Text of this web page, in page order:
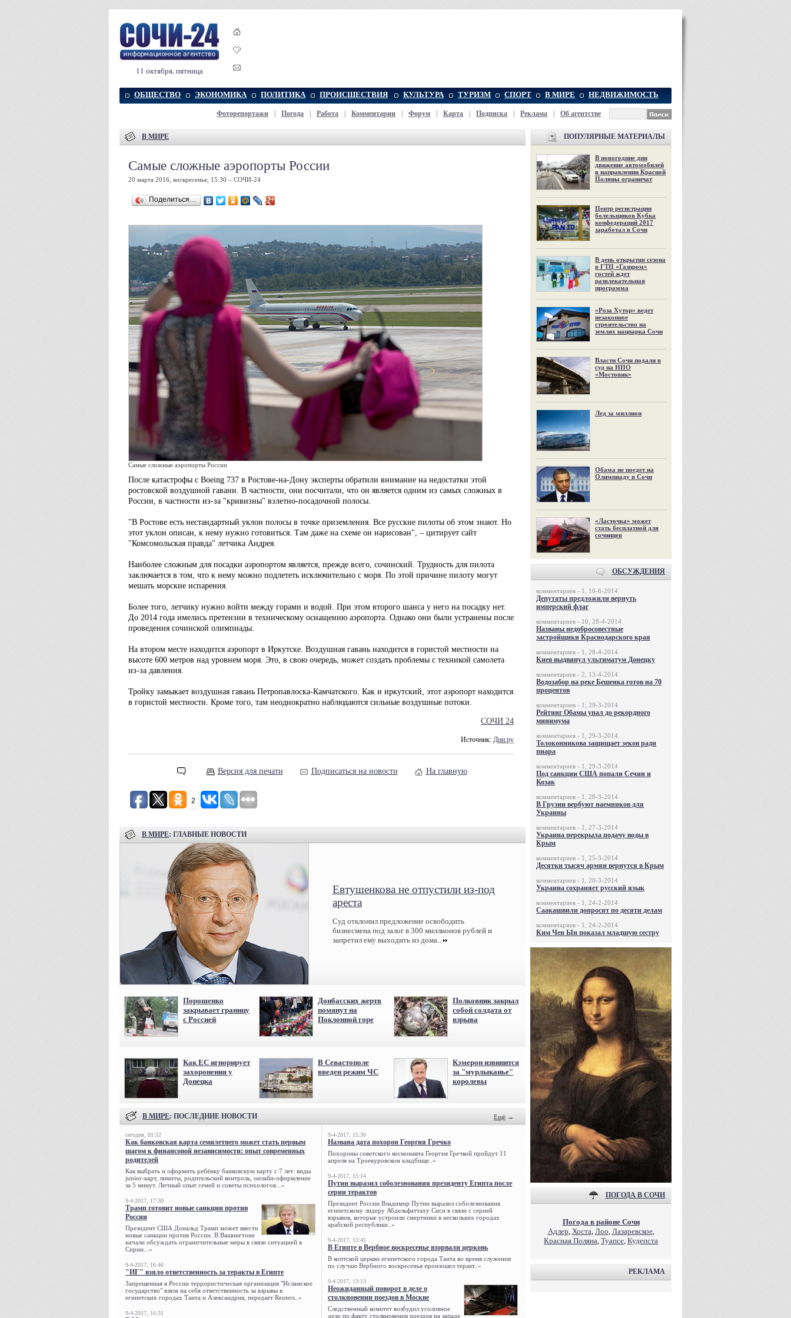
11 октября, пятница
ОБЩЕСТВО ЭКОНОМИКА ПОЛИТИКА ПРОИСШЕСТВИЯ КУЛЬТУРА ТУРИЗМ СПОРТ В МИРЕ НЕДВИЖИМОСТЬ
Фоторепортажи Погода Работа Комментарии Форум Карта Подписка Реклама Об агентстве
В МИРЕ
Самые сложные аэропорты России
20 марта 2016, воскресенье, 15:30 – СОЧИ-24
Поделиться…
Самые сложные аэропорты России
После катастрофы с Boeing 737 в Ростове-на-Дону эксперты обратили внимание на недостатки этой
ростовской воздушной гавани. В частности, они посчитали, что он является одним из самых сложных в
России, в частности из-за "кривизны" взлетно-посадочной полосы.
"В Ростове есть нестандартный уклон полосы в точке приземления. Все русские пилоты об этом знают. Но
этот уклон описан, к нему нужно готовиться. Там даже на схеме он нарисован", – цитирует сайт
"Комсомольская правда" летчика Андрея.
Наиболее сложным для посадки аэропортом является, прежде всего, сочинский. Трудность для пилота
заключается в том, что к нему можно подлететь исключительно с моря. По этой причине пилоту могут
мешать морские испарения.
Более того, летчику нужно войти между горами и водой. При этом второго шанса у него на посадку нет.
До 2014 года имелись претензии в техническому оснащению аэропорта. Однако они были устранены после
проведения сочинской олимпиады.
На втором месте находится аэропорт в Иркутске. Воздушная гавань находится в гористой местности на
высоте 600 метров над уровнем моря. Это, в свою очередь, может создать проблемы с техникой самолета
из-за давления.
Тройку замыкает воздушная гавань Петропавлоска-Камчатского. Как и иркутский, этот аэропорт находится
в гористой местности. Кроме того, там неоднократно наблюдаются сильные воздушные потоки.
СОЧИ 24
Источник: Дни.ру
Версия для печати Подписаться на новости На главную
2
В МИРЕ: ГЛАВНЫЕ НОВОСТИ
Евтушенкова не отпустили из-под
ареста
Суд отклонил предложение освободить
бизнесмена под залог в 300 миллионов рублей и
запретил ему выходить из дома...
Порошенко
закрывает границу
с Россией
Донбасских жертв
помянут на
Поклонной горе
Полковник закрыл
собой солдата от
взрыва
Как ЕС игнорирует
захоронения у
Донецка
В Севастополе
введен режим ЧС
Кэмерон извинится
за "мурлыканье"
королевы
В МИРЕ: ПОСЛЕДНИЕ НОВОСТИ Ещё →
сегодня, 01:52
Как банковская карта семилетнего может стать первым
шагом к финансовой независимости: опыт современных
родителей
Как выбрать и оформить ребёнку банковскую карту с 7 лет: виды
junior-карт, лимиты, родительский контроль, онлайн-оформление
за 5 минут. Личный опыт семей и советы психологов...»
9-4-2017, 17:30
Трамп готовит новые санкции против
России
Президент США Дональд Трамп может ввести
новые санкции против России. В Вашингтоне
начали обсуждать ограничительные меры в связи ситуацией в
Сирии...»
9-4-2017, 16:46
"ИГ" взяло ответственность за теракты в Египте
Запрещенная в России террористическая организация "Исламское
государство" взяла на себя ответственность за взрывы в
египетских городах Танта и Александрия, передает Reuters..»
9-4-2017, 16:31
9-4-2017, 15:30
Названа дата похорон Георгия Гречко
Похороны советского космонавта Георгия Гречкой пройдут 11
апреля на Троекуровском кладбище..»
9-4-2017, 15:14
Путин выразил соболезнования президенту Египта после
серии терактов
Президент России Владимир Путин выразил соболезнования
египетскому лидеру Абдельфаттаху Сиси в связи с серией
взрывов, которые устроили смертники в нескольких городах
арабской республики..»
9-4-2017, 13:45
В Египте в Вербное воскресенье взорвали церковь
В коптской церкви египетского города Танта во время служения
по случаю Вербного воскресенья произошел теракт..»
9-4-2017, 13:13
Неожиданный поворот в деле о
столкновении поездов в Москве
Следственный комитет возбудил уголовное
дело по факту столкновения поездов на западе
ПОПУЛЯРНЫЕ МАТЕРИАЛЫ
В новогодние дни
движение автомобилей
в направлении Красной
Поляны ограничат
Центр регистрации
болельщиков Кубка
конфедераций 2017
заработал в Сочи
В день открытия сезона
в ГТЦ «Газпром»
гостей ждет
развлекательная
программа
«Роза Хутор» ведет
незаконное
строительство на
землях нацпарка Сочи
Власти Сочи подали в
суд на НПО
«Мостовик»
Лед за миллион
Обама не поедет на
Олимпиаду в Сочи
«Ласточка» может
стать бесплатной для
сочинцев
ОБСУЖДЕНИЯ
комментариев - 1, 16-6-2014
Депутаты предложили вернуть
имперский флаг
комментариев - 10, 28-4-2014
Названы недобросовестные
застройщики Краснодарского края
комментариев - 1, 28-4-2014
Киев выдвинул ультиматум Донецку
комментариев - 2, 13-4-2014
Водозабор на реке Бешенка готов на 70
процентов
комментариев - 1, 29-3-2014
Рейтинг Обамы упал до рекордного
минимума
комментариев - 1, 29-3-2014
Толоконникова защищает зеков ради
пиара
комментариев - 1, 29-3-2014
Под санкции США попали Сечин и
Козак
комментариев - 1, 28-3-2014
В Грузии вербуют наемников для
Украины
комментариев - 1, 27-3-2014
Украина перекрыла подачу воды в
Крым
комментариев - 1, 25-3-2014
Десятки тысяч армян вернутся в Крым
комментариев - 1, 20-3-2014
Украина сохраняет русский язык
комментариев - 1, 24-2-2014
Саакашвили допросят по десяти делам
комментариев - 1, 24-2-2014
Ким Чен Ын показал младшую сестру
ПОГОДА В СОЧИ
Погода в районе Сочи
Адлер, Хоста, Лоо, Лазаревское,
Красная Поляна, Туапсе, Кудепста
РЕКЛАМА